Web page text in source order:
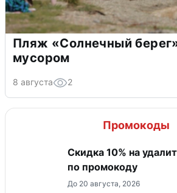
Пляж «Солнечный
мусором
8 августа 2
Промокоды
Скидка 10% на
по промокоду
До 20 августа, 2026